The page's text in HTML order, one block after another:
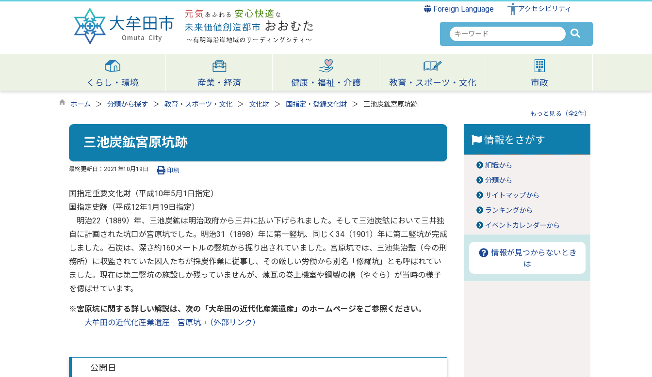
Foreign Language アクセシビリティ
検
索
キ
ワ
ー
くらし・環境 産業・経済 健康・福祉・介護 教育・スポーツ・文化 市政
ホーム 分類から探す 教育・スポーツ・文化 文化財 国指定・登録文化財 三池炭鉱宮原坑跡
もっと見る（全2件）
三池炭鉱宮原坑跡
最終更新日： 2021年10月19日 印刷
国指定重要文化財（平成10年5月1日指定）
国指定史跡（平成12年1月19日指定）
明治22（1889）年、三池炭鉱は明治政府から三井に払い下げられました。そして三池炭鉱において三井独
自に計画された坑口が宮原坑でした。明治31（1898）年に第一竪坑、同じく34（1901）年に第二竪坑が完成
しました。石炭は、深さ約160メートルの竪坑から掘り出されていました。宮原坑では、三池集治監（今の刑
務所）に収監されていた囚人たちが採炭作業に従事し、その厳しい労働から別名「修羅坑」とも呼ばれてい
ました。現在は第二竪坑の施設しか残っていませんが、煉瓦の巻上機室や鋼製の櫓（やぐら）が当時の様子
を偲ばせています。
※宮原坑に関する詳しい解説は、次の「大牟田の近代化産業遺産」のホームページをご参照ください。
大牟田の近代化産業遺産 宮原坑
（外部リンク）
公開日
情報をさがす
組織から
分類から
サイトマップから
ランキングから
イベントカレンダーから
情報が見つからないとき
は